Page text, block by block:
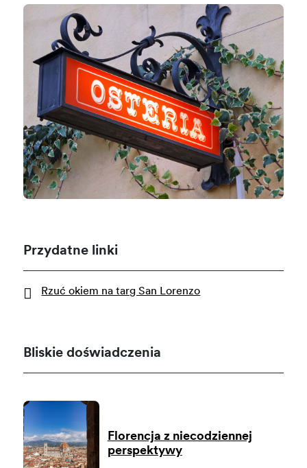
Przydatne linki
Rzuć okiem na targ San Lorenzo
Bliskie doświadczenia
Florencja z niecodziennej
perspektywy